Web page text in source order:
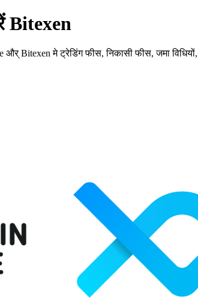
Bitexen
Bitexen मे ट्रेडिंग फीस, निकासी फीस, जमा विधियों,